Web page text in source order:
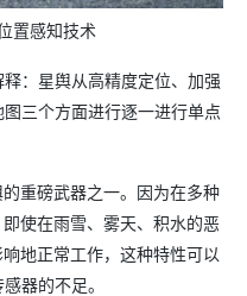
置感知技术
：星舆从高精度定位、加强
三个方面进行逐一进行单点
重磅武器之一。因为在多种
使在雨雪、雾天、积水的恶
地正常工作，这种特性可以
器的不足。